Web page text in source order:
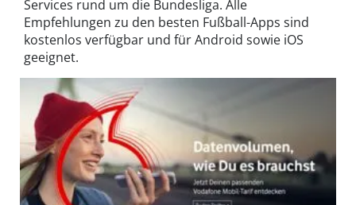
Services rund um die Bundesliga. Alle
Empfehlungen zu den besten Fußball-Apps sind
kostenlos verfügbar und für Android sowie iOS
geeignet.